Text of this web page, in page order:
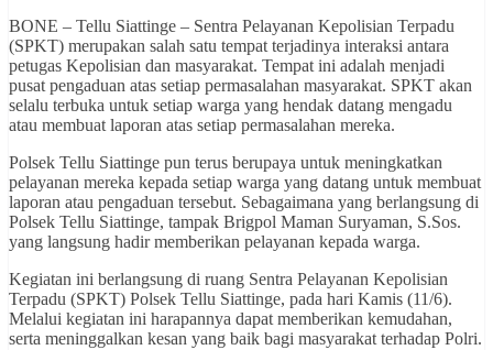
BONE – Tellu Siattinge – Sentra Pelayanan Kepolisian Terpadu
(SPKT) merupakan salah satu tempat terjadinya interaksi antara
petugas Kepolisian dan masyarakat. Tempat ini adalah menjadi
pusat pengaduan atas setiap permasalahan masyarakat. SPKT akan
selalu terbuka untuk setiap warga yang hendak datang mengadu
atau membuat laporan atas setiap permasalahan mereka.
Polsek Tellu Siattinge pun terus berupaya untuk meningkatkan
pelayanan mereka kepada setiap warga yang datang untuk membuat
laporan atau pengaduan tersebut. Sebagaimana yang berlangsung di
Polsek Tellu Siattinge, tampak Brigpol Maman Suryaman, S.Sos.
yang langsung hadir memberikan pelayanan kepada warga.
Kegiatan ini berlangsung di ruang Sentra Pelayanan Kepolisian
Terpadu (SPKT) Polsek Tellu Siattinge, pada hari Kamis (11/6).
Melalui kegiatan ini harapannya dapat memberikan kemudahan,
serta meninggalkan kesan yang baik bagi masyarakat terhadap Polri.